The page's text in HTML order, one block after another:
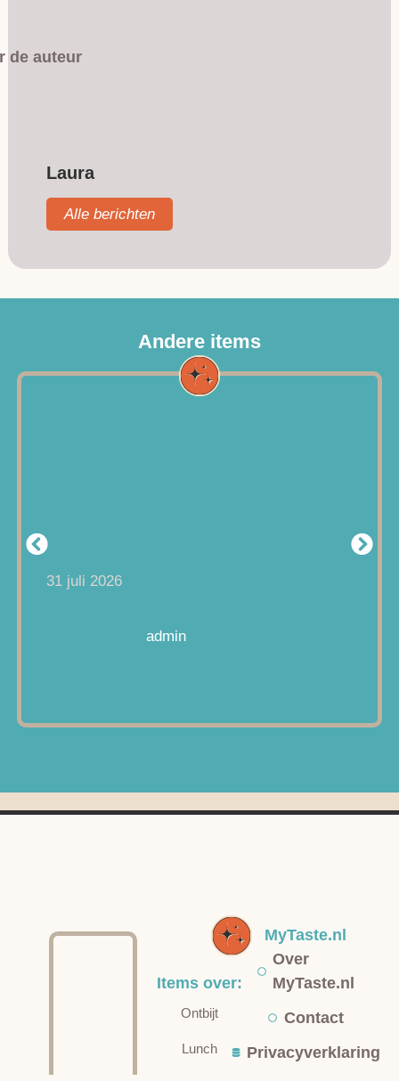
de auteur
Laura
Alle berichten
Andere items
31 juli 2026
admin
Items over:
Ontbijt
Lunch
MyTaste.nl
Over
MyTaste.nl
Contact
Privacyverklaring